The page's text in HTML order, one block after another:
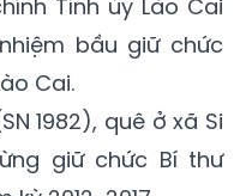
Cai.
1982), quê ở xã Si
giữ chức Bí thư
kỳ 2012-2017.
Cai đã tổ chức lễ